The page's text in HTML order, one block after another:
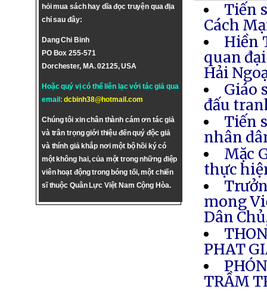
hỏi mua sách hay dĩa đọc truyện qua địa
chỉ sau đây:
Dang Chi Binh
PO Box 255-571
Dorchester, MA. 02125, USA
Hoặc quý vị có thể liên lạc với tác giả qua
email:dcbinh38@hotmail.com
Chúng tôi xin chân thành cám ơn tác giả
và trân trọng giới thiệu đến quý độc giả
và thính giả khắp nơi một bộ hồi ký có
một không hai, của một trong những điệp
viên hoạt động trong bóng tối, một chiến
sĩ thuộc Quân Lực Việt Nam Cộng Hòa.
Tiến
Cách
Hiền
quan
Hải
Giáo
đấu
Tiến
nhân
Mặc
thực
mong
Dân
PHAT
TRẦM